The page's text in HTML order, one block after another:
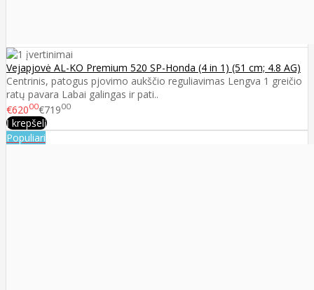
Vejapjovė AL-KO Premium 520 SP-Honda (4 in 1) (51 cm; 4.8 AG)
Centrinis, patogus pjovimo aukščio reguliavimas Lengva 1 greičio
ratų pavara Labai galingas ir pati..
€62000€71900
Į krepšelį
Populiari